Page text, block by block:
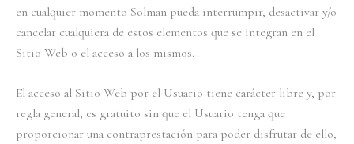
en cualquier momento Solman pueda interrumpir, desactivar y/o
cancelar cualquiera de estos elementos que se integran en el
Sitio Web o el acceso a los mismos.
El acceso al Sitio Web por el Usuario tiene carácter libre y, por
regla general, es gratuito sin que el Usuario tenga que
proporcionar una contraprestación para poder disfrutar de ello,